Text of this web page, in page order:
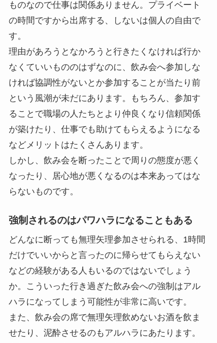
ものなので仕事は関係ありません。プライベート
の時間ですから出席する、しないは個人の自由で
す。
理由があろうとなかろうと行きたくなければ行か
なくていいもののはずなのに、飲み会へ参加しな
ければ協調性がないとか参加することが当たり前
という風潮が未だにあります。もちろん、参加す
ることで職場の人たちとより仲良くなり信頼関係
が築けたり、仕事でも助けてもらえるようになる
などメリットはたくさんあります。
しかし、飲み会を断ったことで周りの態度が悪く
なったり、居心地が悪くなるのは本来あってはな
らないものです。
強制されるのはパワハラになることもある
どんなに断っても無理矢理参加させられる、1時間
だけでいいからと言ったのに帰らせてもらえない
などの経験がある人もいるのではないでしょう
か。こういった行き過ぎた飲み会への強制はアル
ハラになってしまう可能性が非常に高いです。
また、飲み会の席で無理矢理飲めないお酒を飲ま
せたり、泥酔させるのもアルハラにあたります。